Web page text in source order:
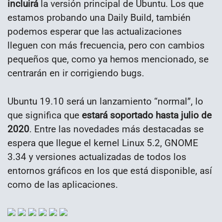
incluirá la versión principal de Ubuntu. Los que
estamos probando una Daily Build, también
podemos esperar que las actualizaciones
lleguen con más frecuencia, pero con cambios
pequeños que, como ya hemos mencionado, se
centrarán en ir corrigiendo bugs.
Ubuntu 19.10 será un lanzamiento “normal”, lo
que significa que estará soportado hasta julio de
2020. Entre las novedades más destacadas se
espera que llegue el kernel Linux 5.2, GNOME
3.34 y versiones actualizadas de todos los
entornos gráficos en los que está disponible, así
como de las aplicaciones.